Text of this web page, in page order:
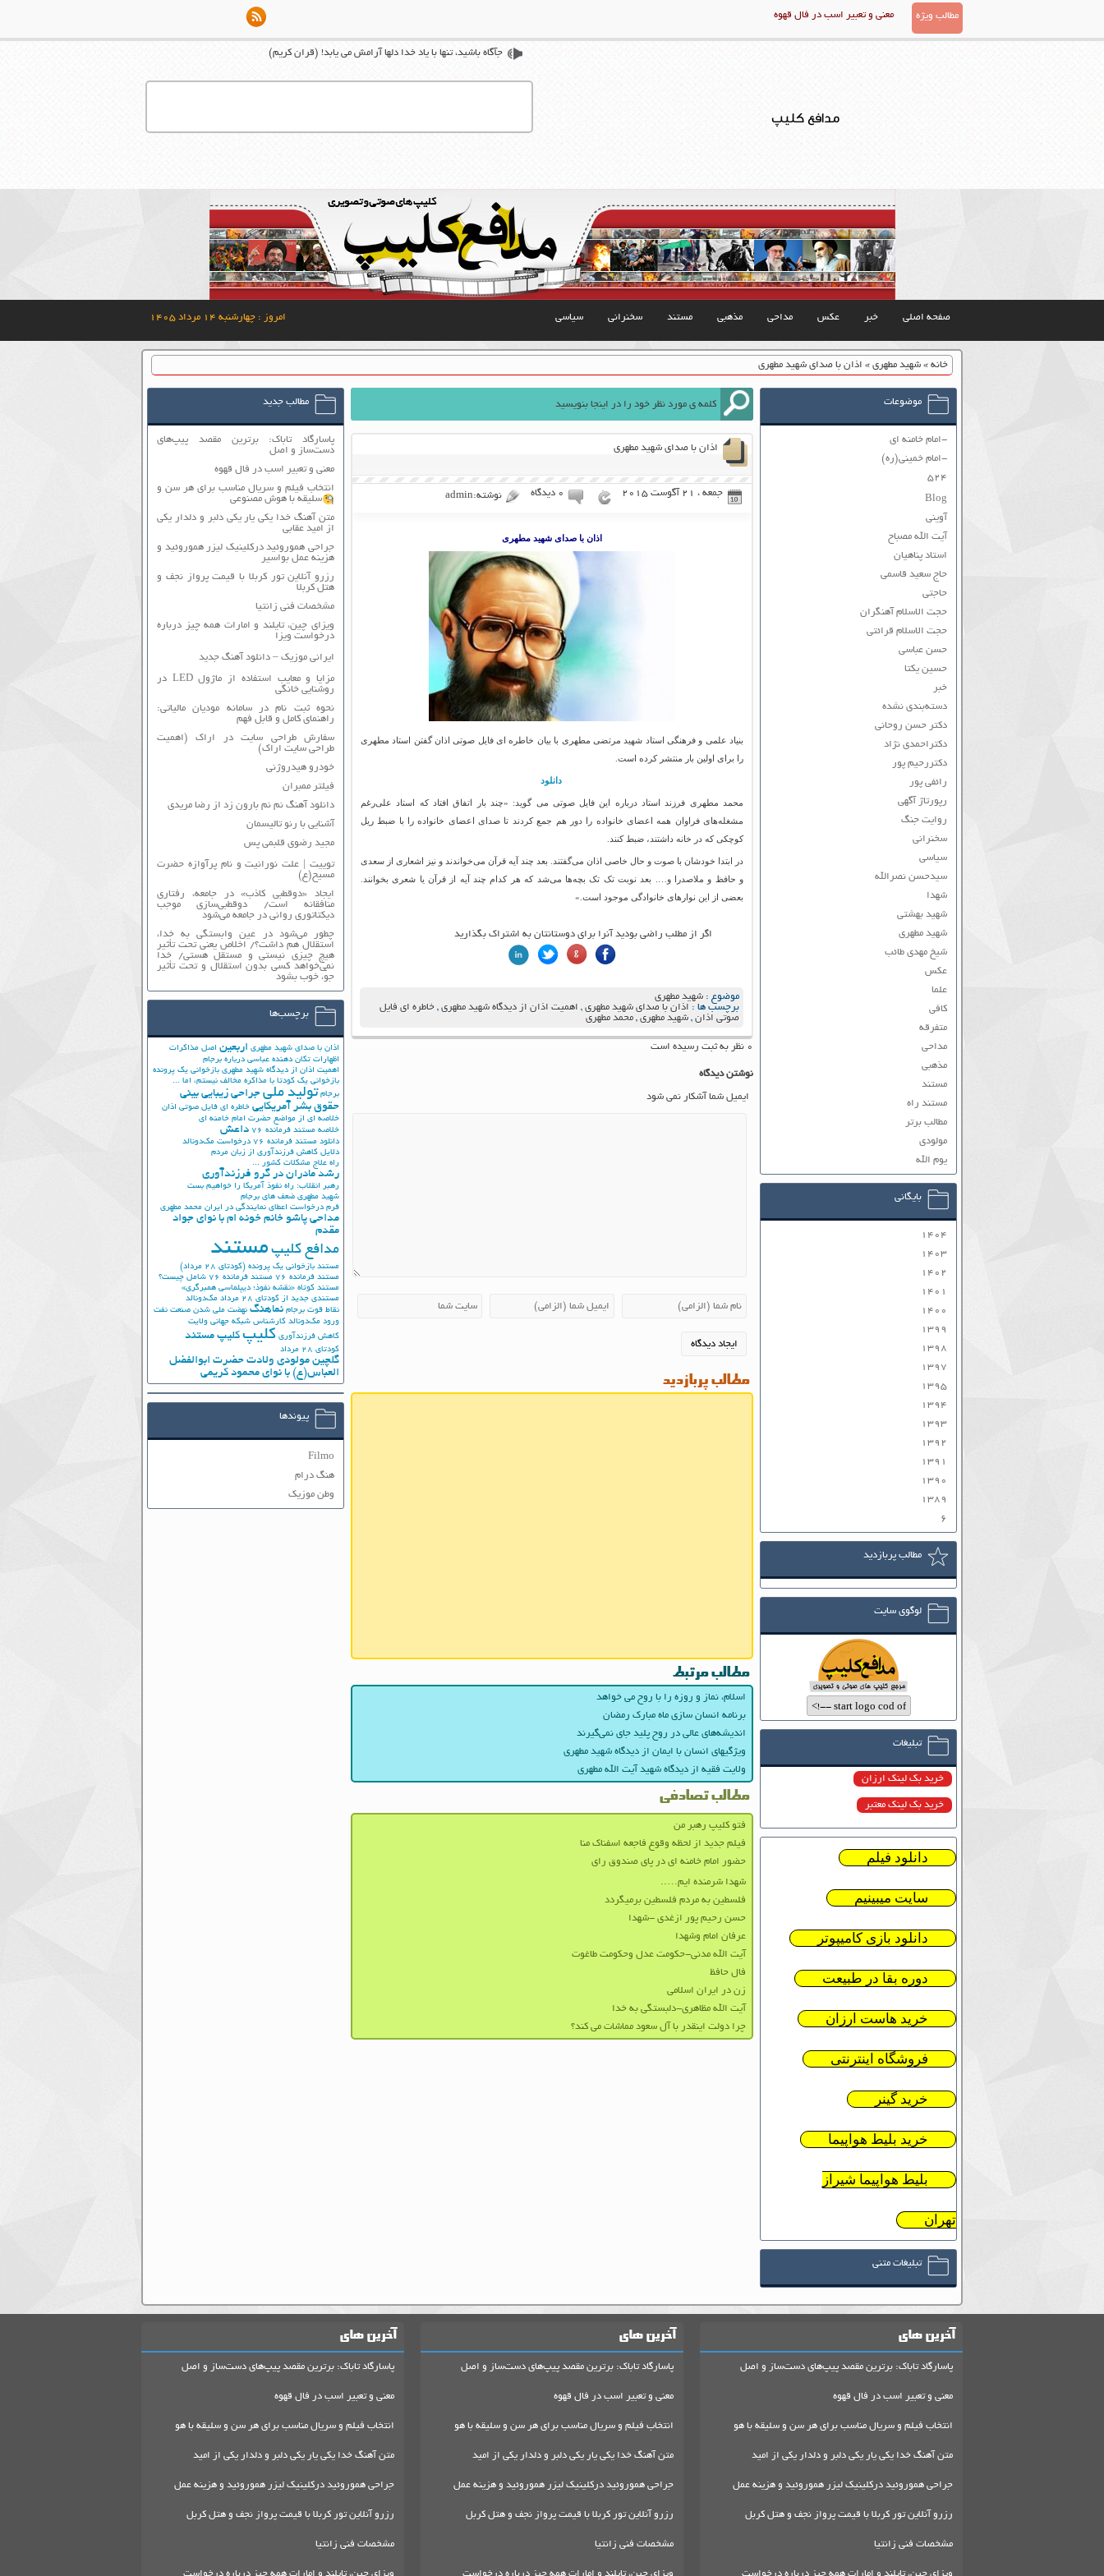
مطالب ویژه معنی و تعبیر اسب در فال قهوه
مدافع کلیپ
جآگاه باشيد، تنها با ياد خدا دلها آرامش می ‏يابد! (قران کریم)
صفحه اصلی خبر عکس مداحی مذهبی مستند سخنرانی سیاسی امروز : چهارشنبه ۱۴ مرداد ۱۴۰۵
خانه» شهید مطهری» اذان با صدای شهید مطهری
اذان با صدای شهید مطهری
جمعه ، 21 آگوست 2015 ۰ دیدگاه نوشته:admin
اذان با صدای شهید مطهری
بنیاد علمی و فرهنگی استاد شهید مرتضی مطهری با بیان خاطره ای فایل صوتی اذان گفتن استاد مطهری
را برای اولین بار منتشر کرده است.
دانلود
محمد مطهری فرزند استاد درباره این فایل صوتی می گوید: «چند بار اتفاق افتاد که استاد علی‌رغم
مشغله‌های فراوان همه اعضای خانواده را دور هم جمع کردند تا صدای اعضای خانواده را با ضبط ریل
کوچکی که در خانه داشتند، ضبط کنند.
در ابتدا خودشان با صوت و حال خاصی اذان می‌گفتند. بعد چند آیه قرآن می‌خواندند و نیز اشعاری از سعدی
و حافظ و ملاصدرا و…. بعد نوبت تک تک بچه‌ها می‌شد که هر کدام چند آیه از قرآن یا شعری بخوانند.
بعضی از این نوارهای خانوادگی موجود است.»
اگر از مطلب راضی بودید آنرا برای دوستانتان به اشتراک بگذارید
موضوع : شهید مطهری
برچسب ها : اذان با صدای شهید مطهری , اهمیت اذان از دیدگاه شهید مطهری , خاطره ای فایل
صوتی اذان , شهید مطهری , محمد مطهری
۰ نظر به ثبت رسیده است
نوشتن دیدگاه
ایمیل شما آشکار نمی شود
مطالب پربازدید
مطالب مرتبط
اسلام، نماز و روزه را با روح می خواهد
برنامه انسان سازی ماه مبارک رمضان
اندیشه‌های عالی در روح‌ پلید جای نمی‌گیرند
ویژگیهای انسان با ایمان از دیدگاه شهید مطهری
ولایت فقیه از دیدگاه شهید آیت الله مطهری
مطالب تصادفی
فتو کلیپ رهبر من
فیلم جدید از لحظه وقوع فاجعه اسفناک منا
حضور امام خامنه ای در پای صندوق رای
شهدا شرمنده ایم…..
فلسطین به مردم فلسطین برمیگردد
حسن رحیم پور ازغدی -شهدا
عرفان امام وشهدا
آیت الله مدنی-حکومت عدل وحکومت طاغوت
فال حافظ
زن در ایران اسلامی
آیت الله مظاهری-دلبستگی به خدا
چرا دولت اینقدر با آل سعود مماشات می کند؟
موضوعات
-امام خامنه ای
-امام خمینی(ره)
۵۲۴
Blog
آوینی
آیت الله مصباح
استاد پناهیان
حاج سعید قاسمی
حاجتی
حجت الاسلام آهنگران
حجت الاسلام قرائتی
حسن عباسی
حسین یکتا
خبر
دسته‌بندی نشده
دکتر حسن روحانی
دکتراحمدی نژاد
دکتررحیم پور
رائفی پور
رپورتاژ آگهی
روایت جنگ
سخنرانی
سیاسی
سیدحسن نصرالله
شهدا
شهید بهشتی
شهید مطهری
شیخ مهدی طائب
عکس
علما
کافی
متفرقه
مداحی
مذهبی
مستند
مستند راه
مطالب برتر
مولودی
یوم الله
بایگانی
۱۴۰۴
۱۴۰۳
۱۴۰۲
۱۴۰۱
۱۴۰۰
۱۳۹۹
۱۳۹۸
۱۳۹۷
۱۳۹۵
۱۳۹۴
۱۳۹۳
۱۳۹۲
۱۳۹۱
۱۳۹۰
۱۳۸۹
۶
مطالب پربازدید
لوگوی سایت
تبلیغات
خرید بک لینک ارزان
خرید بک لینک معتبر
دانلود فیلم
سایت میبینیم
دانلود بازی کامیپوتر
دوره بقا در طبیعت
خرید هاست ارزان
فروشگاه اینترنتی
خرید گینر
خرید بلیط هواپیما
بلیط هواپیما شیراز
تهران
تبلیغات متنی
مطالب جدید
پاسارگاد تاباک: برترین مقصد پیپ‌های
دست‌ساز و اصل
معنی و تعبیر اسب در فال قهوه
انتخاب فیلم و سریال مناسب برای هر سن و
سلیقه با هوش مصنوعی
متن آهنگ خدا یکی یار یکی دلبر و دلدار یکی
از امید عقابی
جراحی هموروئید درکلینیک لیزر هموروئید و
هزینه عمل بواسیر
رزرو آنلاین تور کربلا با قیمت پرواز نجف و
هتل کربلا
مشخصات فنی زانتیا
ویزای چین، تایلند و امارات همه چیز درباره
درخواست ویزا
ایرانی موزیک – دانلود آهنگ جدید
مزایا و معایب استفاده از ماژول LED در
روشنایی خانگی
نحوه ثبت نام در سامانه مودیان مالیاتی:
راهنمای کامل و قابل فهم
سفارش طراحی سایت در اراک (اهمیت
طراحی سایت اراک)
خودرو هیدروژنی
فیلتر ممبران
دانلود آهنگ نم نم بارون زد از رضا مریدی
آشنایی با رنو تالیسمان
مجید رضوی قلبمی پس
توییت | علت نورانیت و نام پرآوازه حضرت
مسیح(ع)
ایجاد «دوقطبی کاذب» در جامعه، رفتاری
منافقانه است/ دوقطبی‌سازی موجب
دیکتاتوری روانی در جامعه می‌شود
چطور می‌شود در عین وابستگی به خدا،
استقلال هم داشت؟/ اخلاص یعنی تحت تأثیر
هیچ چیزی نیستی و مستقل هستی/ خدا
نمی‌خواهد کسی بدون استقلال و تحت تأثیر
جوّ، خوب بشود
برچسب‌ها
اذان با صدای شهید مطهری اربعین اصل مذاکرات
اظهارات تکان دهنده عباسی درباره برجام
اهمیت اذان از دیدگاه شهید مطهری بازخوانی یک پرونده
بازخوانی یک کودتا با مذاکره مخالف نیستم، اما ...
برجام تولید ملی جراحی زیبایی بینی
حقوق بشر آمریکایی خاطره ای فایل صوتی اذان
خلاصه ای از مواضع حضرت امام خامنه ای
خلاصه مستند فرمانده 76
داعش
دانلود مستند فرمانده 76
درخواست مک‌دونالد
دلایل کاهش فرزندآوری از زبان مردم
راه علاج مشکلات کشور ...
رشد مادران در گرو فرزندآوری
رهبر انقلاب: راه نفوذ آمریکا را خواهیم بست
شهید مطهری ضعف های برجام
فرم درخواست اعطای نمایندگی در ایران محمد مطهری
مداحی پاشو خانم خونه ام با نوای جواد
مقدم
مدافع کلیپ مستند
مستند بازخوانی یک پرونده (کودتای 28 مرداد)
مستند فرمانده 76
مستند فرمانده 76 شامل چیست؟
مستند کوتاه «نقشه نفوذ؛ دیپلماسی همبرگری»
مستندی جدید از کودتای 28 مرداد
مک‌دونالد
نقاط قوت برجام نماهنگ نهضت ملي شدن صنعت نفت
ورود مک‌دونالد کارشناس شبکه جهانی ولایت
کاهش فرزندآوری کلیپ کلیپ مستند
کودتای 28 مرداد
گلچین مولودی ولادت حضرت ابوالفضل
العباس(ع) با نوای محمود کریمی
پیوندها
Filmo
هنگ درام
وطن موزیک
آخرین های
پاسارگاد تاباک: برترین مقصد پیپ‌های دست‌ساز و اصل
معنی و تعبیر اسب در فال قهوه
انتخاب فیلم و سریال مناسب برای هر سن و سلیقه با هو
متن آهنگ خدا یکی یار یکی دلبر و دلدار یکی از امید
جراحی هموروئید درکلینیک لیزر هموروئید و هزینه عمل
رزرو آنلاین تور کربلا با قیمت پرواز نجف و هتل کربل
مشخصات فنی زانتیا
آخرین های
پاسارگاد تاباک: برترین مقصد پیپ‌های دست‌ساز و اصل
معنی و تعبیر اسب در فال قهوه
انتخاب فیلم و سریال مناسب برای هر سن و سلیقه با هو
متن آهنگ خدا یکی یار یکی دلبر و دلدار یکی از امید
جراحی هموروئید درکلینیک لیزر هموروئید و هزینه عمل
رزرو آنلاین تور کربلا با قیمت پرواز نجف و هتل کربل
مشخصات فنی زانتیا
آخرین های
پاسارگاد تاباک: برترین مقصد پیپ‌های دست‌ساز و اصل
معنی و تعبیر اسب در فال قهوه
انتخاب فیلم و سریال مناسب برای هر سن و سلیقه با هو
متن آهنگ خدا یکی یار یکی دلبر و دلدار یکی از امید
جراحی هموروئید درکلینیک لیزر هموروئید و هزینه عمل
رزرو آنلاین تور کربلا با قیمت پرواز نجف و هتل کربل
مشخصات فنی زانتیا